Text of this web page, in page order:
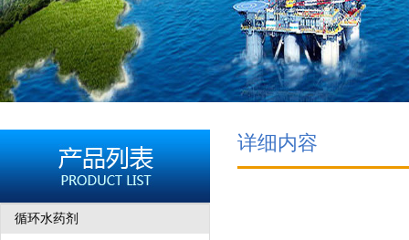
循环水药剂
详细内容